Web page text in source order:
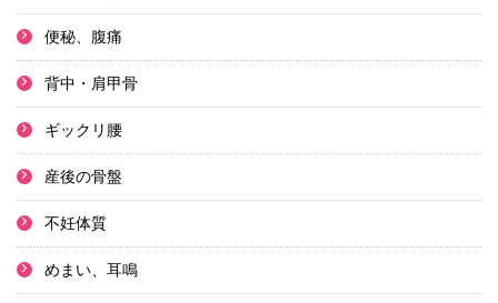
便秘、腹痛
背中・肩甲骨
ギックリ腰
産後の骨盤
不妊体質
めまい、耳鳴